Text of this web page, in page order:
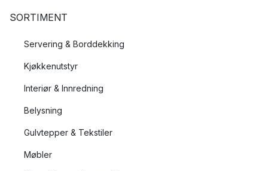
SORTIMENT
Servering & Borddekking
Kjøkkenutstyr
Interiør & Innredning
Belysning
Gulvtepper & Tekstiler
Møbler